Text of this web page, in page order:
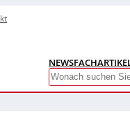
NEWS
Search